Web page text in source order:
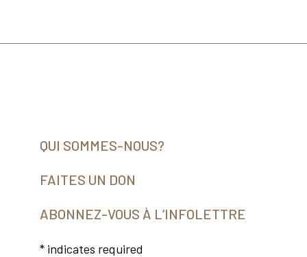
QUI SOMMES-NOUS?
FAITES UN DON
ABONNEZ-VOUS À L‘INFOLETTRE
* indicates required